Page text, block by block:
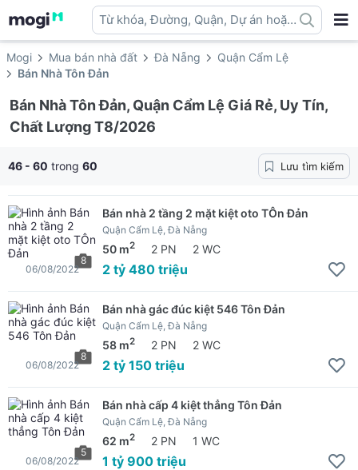
Từ khóa, Đường, Quận, Dự án hoặc
địa danh ...
Mogi Mua bán nhà đất Đà Nẵng
Quận Cẩm Lệ
Bán Nhà Tôn Đản
Bán Nhà Tôn Đản, Quận Cẩm Lệ Giá Rẻ, Uy Tín,
Chất Lượng T8/2026
46 - 60 trong 60 Lưu tìm kiếm
8
Bán nhà 2 tầng 2 mặt kiệt oto TÔn Đản
Quận Cẩm Lệ, Đà Nẵng
50 m2 2 PN 2 WC
2 tỷ 480 triệu
06/08/2022
8
Bán nhà gác đúc kiệt 546 Tôn Đản
Quận Cẩm Lệ, Đà Nẵng
58 m2 2 PN 2 WC
2 tỷ 150 triệu
06/08/2022
5
Bán nhà cấp 4 kiệt thẳng Tôn Đản
Quận Cẩm Lệ, Đà Nẵng
62 m2 2 PN 1 WC
1 tỷ 900 triệu
06/08/2022